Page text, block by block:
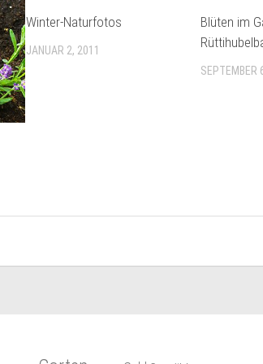
Winter-Naturfotos
JANUAR 2, 2011
Blüten im
SEPTEMBER